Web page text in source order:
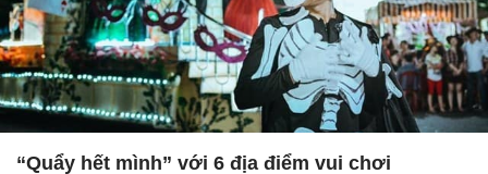
“Quẩy hết mình” với 6 địa điểm vui chơi